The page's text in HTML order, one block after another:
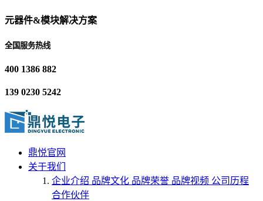
元器件&模块解决方案
全国服务热线
400 1386 882
139 0230 5242
鼎悦官网
关于我们
企业介绍 品牌文化 品牌荣誉 品牌视频 公司历程
合作伙伴